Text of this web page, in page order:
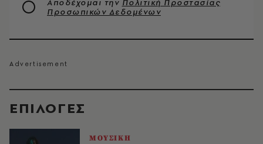
EΠΙΛΟΓΈΣ
ΜΟΥΣΙΚΗ
Αποδέχομαι την Πολιτική Προστασίας
Προσωπικών Δεδομένων